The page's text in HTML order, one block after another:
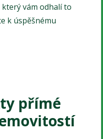
vám odhalí to
k úspěšnému
přímé